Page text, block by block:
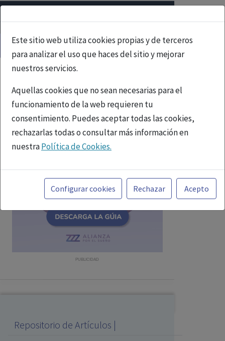
Este sitio web utiliza cookies propias y de terceros
para analizar el uso que haces del sitio y mejorar
nuestros servicios.
Aquellas cookies que no sean necesarias para el
funcionamiento de la web requieren tu
consentimiento. Puedes aceptar todas las cookies,
rechazarlas todas o consultar más información en
nuestraPolítica de Cookies.
Toda la información incluida en la Página Web está
referida a productos del mercado español y, por
tanto, dirigida a profesionales sanitarios legalmente
facultados para prescribir o dispensar medicamentos
con ejercicio profesional. La información técnica de los
fármacos se facilita a título meramente informativo,
Configurar cookies Rechazar Acepto
PUBLICIDAD
Repositorio de Artículos |